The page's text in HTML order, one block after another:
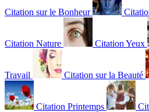
Citation sur le Bonheur
Citation Nature Citation Yeux
Travail Citation sur la Beauté
Citation Printemps